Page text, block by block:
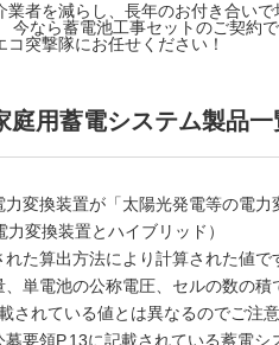
業者を減らし、長年のお付き合い
今なら蓄電池工事セットのご契約
突撃隊にお任せください！
庭用蓄電システム製品一
変換装置が「太陽光発電等の電
変換装置とハイブリッド）
た算出方法により計算された値で
単電池の公称電圧、セルの数の
されている値とは異なるのでご注意
要領P.13に記載されている蓄電シ